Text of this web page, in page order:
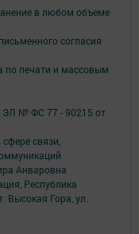
в любом объеме
согласия
по печати и массовым
ЭЛ № ФС 77 - 90215 от
связи,
Анваровна
Республика
Высокая Гора, ул.